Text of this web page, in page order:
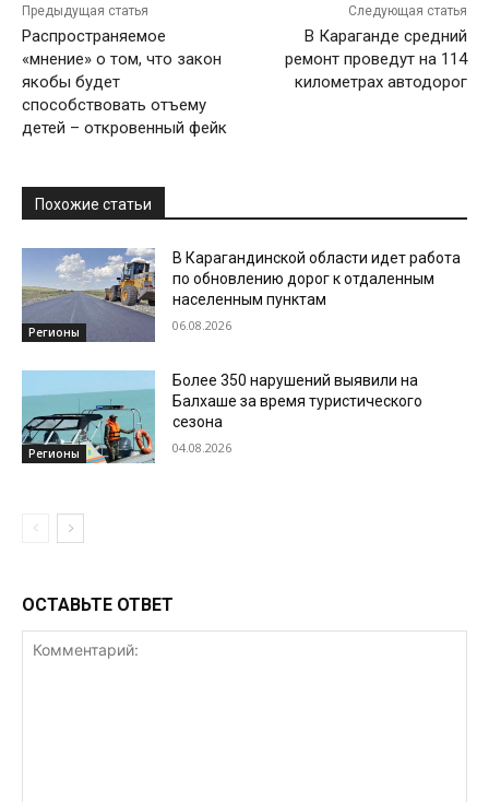
Предыдущая статья
Распространяемое
«мнение» о том, что закон
якобы будет
способствовать отъему
детей – откровенный фейк
Следующая статья
В Караганде средний
ремонт проведут на 114
километрах автодорог
Похожие статьи
Регионы
В Карагандинской области идет работа
по обновлению дорог к отдаленным
населенным пунктам
06.08.2026
Регионы
Более 350 нарушений выявили на
Балхаше за время туристического
сезона
04.08.2026
ОСТАВЬТЕ ОТВЕТ